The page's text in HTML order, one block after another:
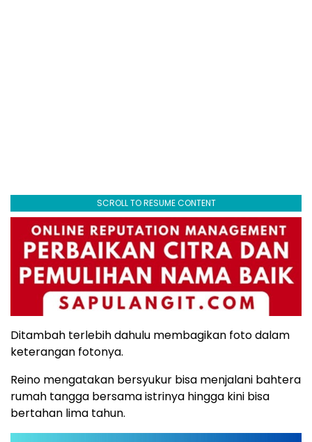
SCROLL TO RESUME CONTENT
Ditambah terlebih dahulu membagikan foto dalam
keterangan fotonya.
Reino mengatakan bersyukur bisa menjalani bahtera
rumah tangga bersama istrinya hingga kini bisa
bertahan lima tahun.